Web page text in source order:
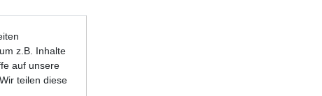
z.B. Inhalte
auf unsere
teilen diese